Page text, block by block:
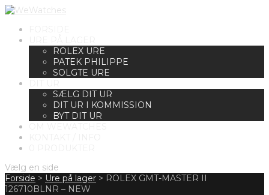
ROLEX URE
PATEK PHILIPPE
SOLGTE URE
SÆLG DIT UR
DIT UR I KOMMISSION
BYT DIT UR
Vælg en side
Forside > Ure på lager > ROLEX GMT-MASTER II
126710BLNR – NEW